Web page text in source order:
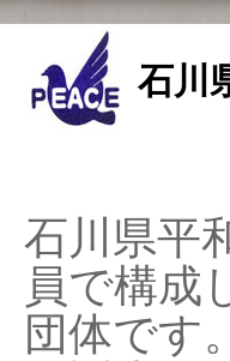
石川
石川県平
員で構成
団体です